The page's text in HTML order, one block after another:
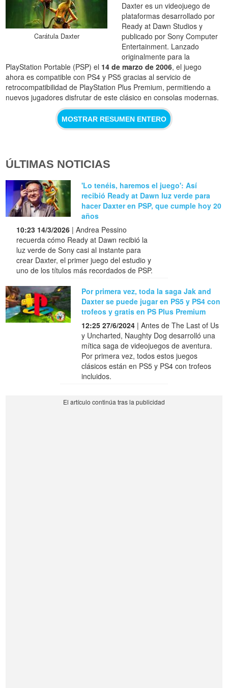
Carátula Daxter
Daxter es un videojuego de
plataformas desarrollado por
Ready at Dawn Studios y
publicado por Sony Computer
Entertainment. Lanzado
originalmente para la
PlayStation Portable (PSP) el 14 de marzo de 2006, el juego
ahora es compatible con PS4 y PS5 gracias al servicio de
retrocompatibilidad de PlayStation Plus Premium, permitiendo a
nuevos jugadores disfrutar de este clásico en consolas modernas.
MOSTRAR RESUMEN ENTERO
ÚLTIMAS NOTICIAS
'Lo tenéis, haremos el juego': Así
recibió Ready at Dawn luz verde para
hacer Daxter en PSP, que cumple hoy 20
años
10:23 14/3/2026 | Andrea Pessino
recuerda cómo Ready at Dawn recibió la
luz verde de Sony casi al instante para
crear Daxter, el primer juego del estudio y
uno de los títulos más recordados de PSP.
Por primera vez, toda la saga Jak and
Daxter se puede jugar en PS5 y PS4 con
trofeos y gratis en PS Plus Premium
12:25 27/6/2024 | Antes de The Last of Us
y Uncharted, Naughty Dog desarrolló una
mítica saga de videojuegos de aventura.
Por primera vez, todos estos juegos
clásicos están en PS5 y PS4 con trofeos
incluidos.